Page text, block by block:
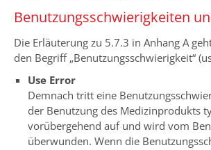
Benutzungsschwierigkeiten
Die Erläuterung zu 5.7.3 in Anhang A
den Begriff „Benutzungsschwierigkeit“
Use Error
Demnach tritt eine
der Benutzung des Medizinprodukts
vorübergehend auf und wird vom
überwunden. Wenn die